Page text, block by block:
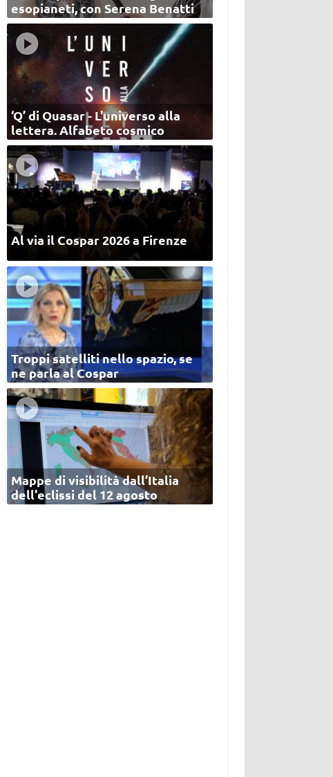
esopianeti, con Serena Benatti
‘Q’ di Quasar - L'universo alla
lettera. Alfabeto cosmico
Al via il Cospar 2026 a Firenze
Troppi satelliti nello spazio, se
ne parla al Cospar
Mappe di visibilità dall’Italia
dell'eclissi del 12 agosto